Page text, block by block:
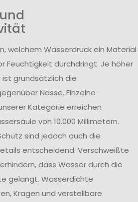
welchem Wasserdruck ein Material
Feuchtigkeit durchdringt. Je höher
grundsätzlich die
Nässe. Einzelne
Kategorie erreichen
von 10.000 Millimetern.
sind jedoch auch die
entscheidend. Verschweißte
dass Wasser durch die
gelangt. Wasserdichte
Kragen und verstellbare